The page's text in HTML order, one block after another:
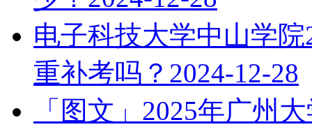
电子科技大学中山学
重补考吗？ 2024-12-28
「图文」2025年广州